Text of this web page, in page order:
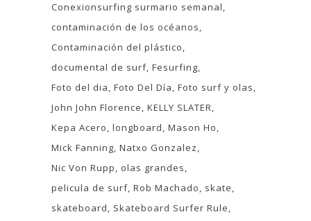
Conexionsurfing surmario semanal
contaminación de los océanos
Contaminación del plástico
documental de surf Fesurfing
Foto del dia Foto Del Día Foto surf y olas
John John Florence KELLY SLATER
Kepa Acero longboard Mason Ho
Mick Fanning Natxo Gonzalez
Nic Von Rupp
olas grandes
pelicula de surf Rob Machado
skate
skateboard
Skateboard Surfer Rule